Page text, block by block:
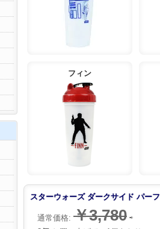
フィン
スターウォーズ ダークサイド パー
通常価格: ￥3,780 ⇨